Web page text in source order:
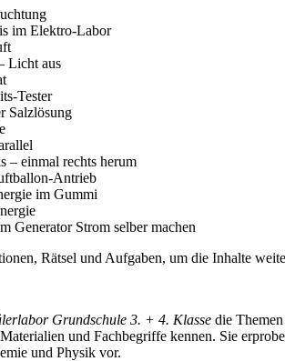
im Elektro-Labor
Licht aus
Tester
Salzlösung
– einmal rechts herum
Antrieb
im Gummi
Generator Strom selber machen
Rätsel und Aufgaben, um die Inhalte
Grundschule 3. + 4. Klasse die
und Fachbegriffe kennen. Sie
und Physik vor.